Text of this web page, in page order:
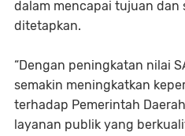
dalam mencapai tujuan dan
ditetapkan.
“Dengan peningkatan nilai
semakin meningkatkan
terhadap Pemerintah
layanan publik yang